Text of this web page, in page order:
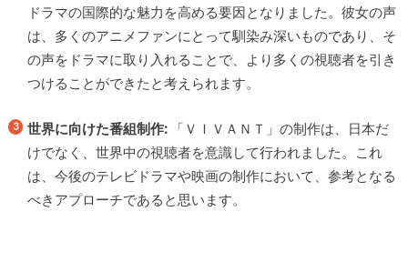
ドラマの国際的な魅力を高める要因となりました。彼女の声
は、多くのアニメファンにとって馴染み深いものであり、そ
の声をドラマに取り入れることで、より多くの視聴者を引き
つけることができたと考えられます。
世界に向けた番組制作: 「ＶＩＶＡＮＴ」の制作は、日本だ
けでなく、世界中の視聴者を意識して行われました。これ
は、今後のテレビドラマや映画の制作において、参考となる
べきアプローチであると思います。